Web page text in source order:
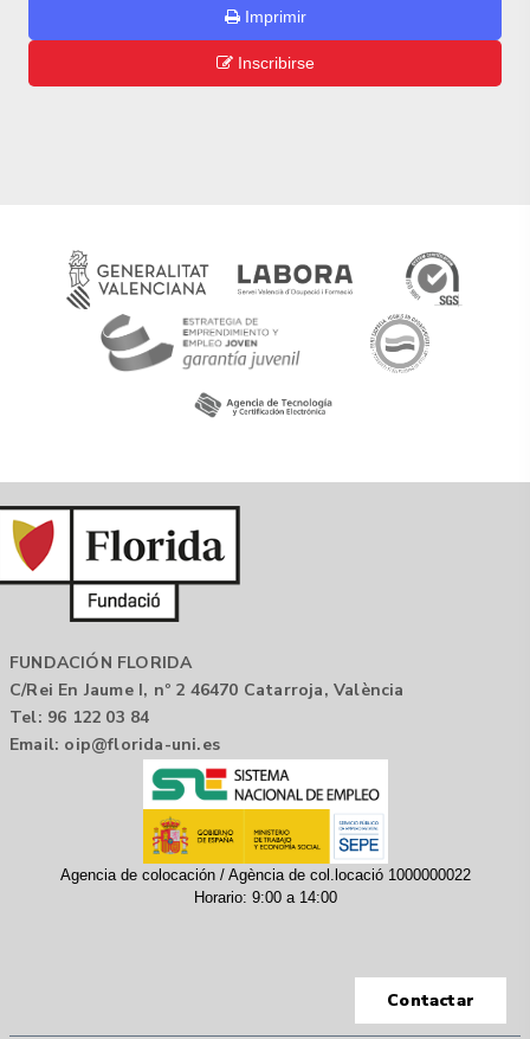
Imprimir
Inscribirse
FUNDACIÓN FLORIDA
C/Rei En Jaume I, nº 2 46470 Catarroja, València
Tel: 96 122 03 84
Email: oip@florida-uni.es
Agencia de colocación / Agència de col.locació 1000000022
Horario: 9:00 a 14:00
Contactar